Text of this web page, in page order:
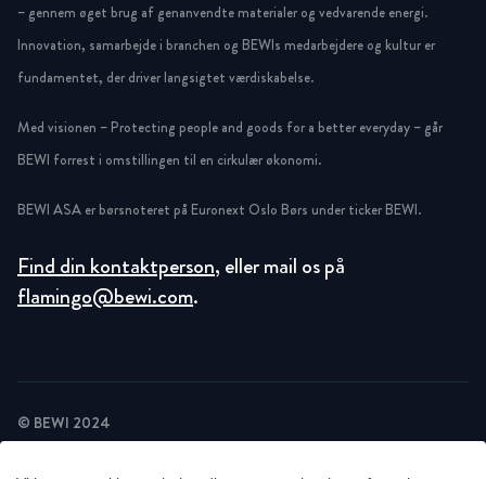
– gennem øget brug af genanvendte materialer og vedvarende energi.
Innovation, samarbejde i branchen og BEWIs medarbejdere og kultur er
fundamentet, der driver langsigtet værdiskabelse.
Med visionen – Protecting people and goods for a better everyday – går
BEWI forrest i omstillingen til en cirkulær økonomi.
BEWI ASA er børsnoteret på Euronext Oslo Børs under ticker BEWI.
Find din kontaktperson, eller mail os på
flamingo@bewi.com.
© BEWI 2024
PRIVACY POLICY